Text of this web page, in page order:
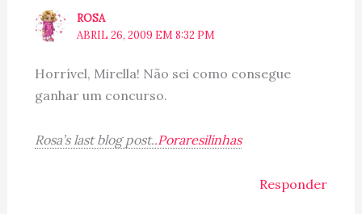
ROSA
ABRIL 26, 2009 EM 8:32 PM
Horrível, Mirella! Não sei como consegue
ganhar um concurso.
Rosa’s last blog post..Poraresilinhas
Responder